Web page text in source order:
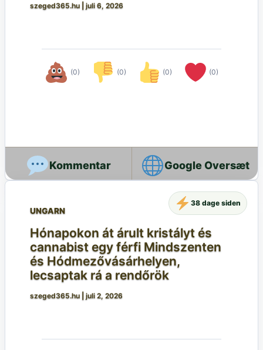
szeged365.hu juli 6, 2026
(0) (0) (0) (0)
Google Oversæt
UNGARN
Hónapokon át árult kristályt és
cannabist egy férfi Mindszenten
és Hódmezővásárhelyen,
lecsaptak rá a rendőrök
szeged365.hu juli 2, 2026
38 dage siden